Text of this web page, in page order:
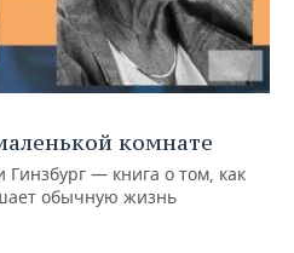
комнате
— книга о том, как
обычную жизнь